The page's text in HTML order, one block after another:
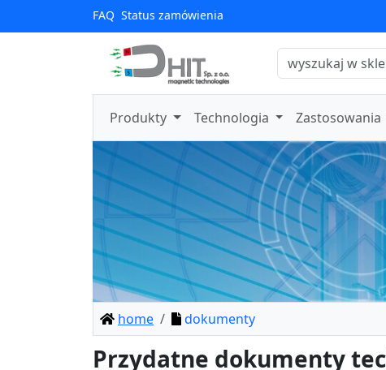
FAQ Status zamówienia
Produkty Technologia Zastosowania
home dokumenty
Przydatne dokumenty